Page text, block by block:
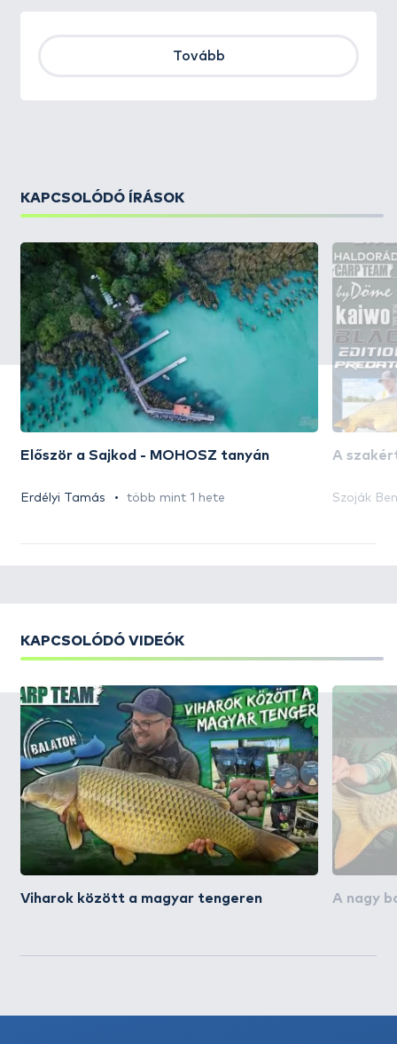
Tovább
KAPCSOLÓDÓ ÍRÁSOK
Először a Sajkod - MOHOSZ tanyán
Erdélyi Tamás több mint 1 hete
A
Szoják
KAPCSOLÓDÓ VIDEÓK
Viharok között a magyar tengeren A nagy